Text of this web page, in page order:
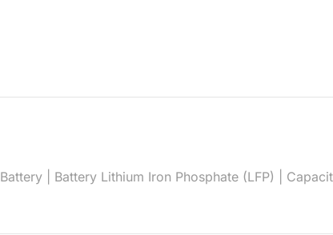
Battery | Battery Lithium Iron Phosphate (LFP) |